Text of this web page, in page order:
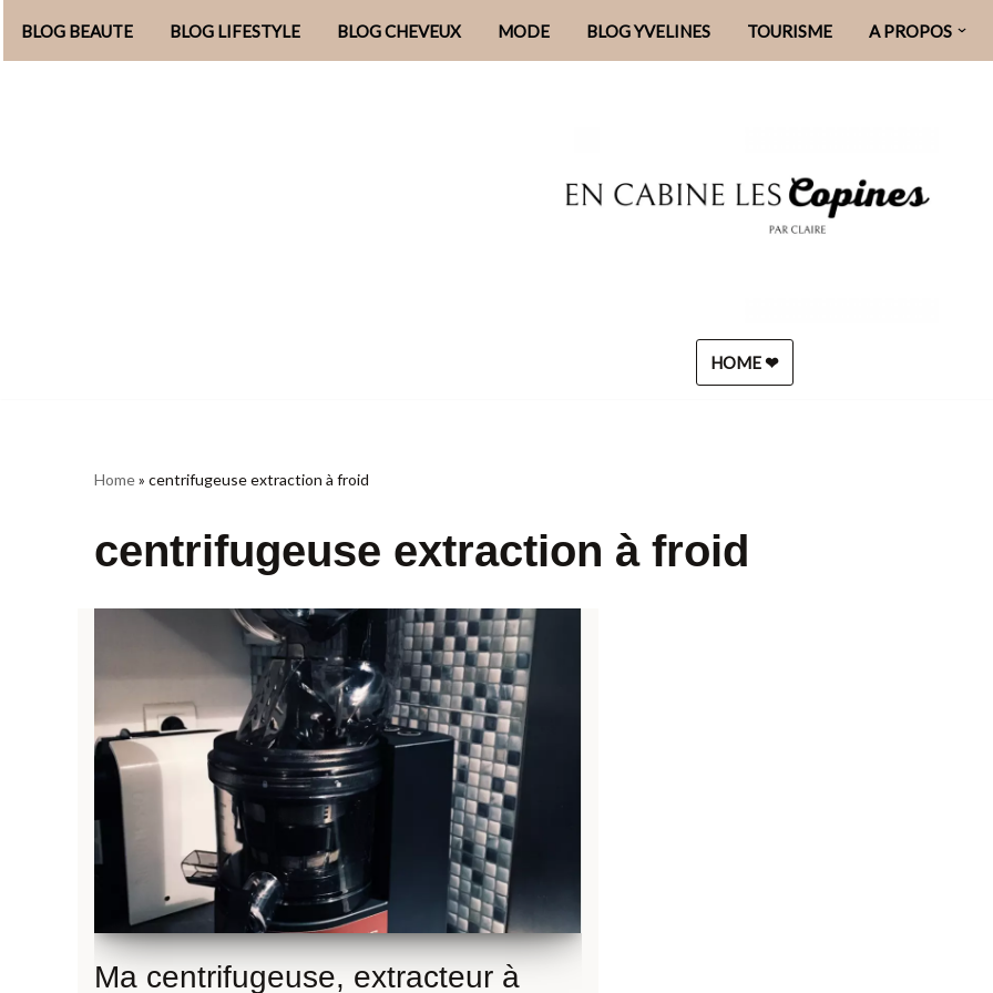
Aller
BLOG BEAUTE BLOG LIFESTYLE BLOG CHEVEUX MODE BLOG YVELINES TOURISME A PROPOS
HOME ❤︎
Home» centrifugeuse extraction à froid
centrifugeuse extraction à froid
Ma centrifugeuse, extracteur à